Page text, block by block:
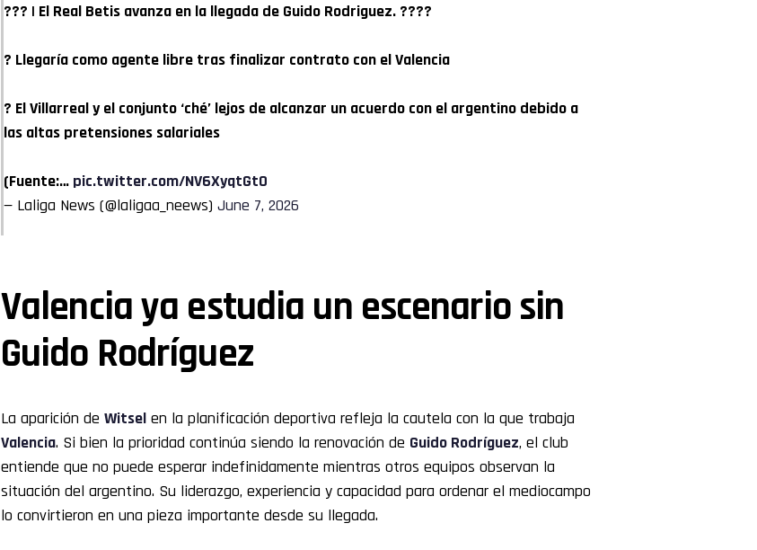
??? | El Real Betis avanza en la llegada de Guido Rodriguez. ????
? Llegaría como agente libre tras finalizar contrato con el Valencia
? El Villarreal y el conjunto ‘ché’ lejos de alcanzar un acuerdo con el argentino debido a
las altas pretensiones salariales
(Fuente:… pic.twitter.com/NV6XyqtGtO
— Laliga News (@laligaa_neews) June 7, 2026
Valencia ya estudia un escenario sin
Guido Rodríguez
La aparición de Witsel en la planificación deportiva refleja la cautela con la que trabaja
Valencia. Si bien la prioridad continúa siendo la renovación de Guido Rodríguez, el club
entiende que no puede esperar indefinidamente mientras otros equipos observan la
situación del argentino. Su liderazgo, experiencia y capacidad para ordenar el mediocampo
lo convirtieron en una pieza importante desde su llegada.